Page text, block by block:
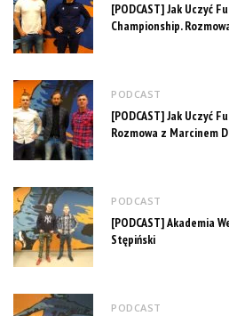
[PODCAST] Jak Uczyć
Championship.
PODCAST
[PODCAST] Jak Uczyć
Rozmowa z Marcinem
PODCAST
[PODCAST] Akademia
Stępiński
PODCAST